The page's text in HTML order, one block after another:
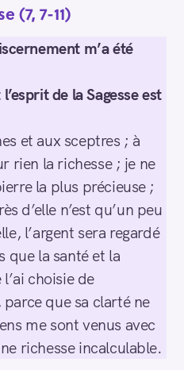
(7, 7-11)
m’a été
de la Sagesse est
et aux sceptres ; à
rien la richesse ; je ne
la plus précieuse ;
d’elle n’est qu’un peu
l’argent sera regardé
que la santé et la
choisie de
que sa clarté ne
me sont venus avec
richesse incalculable.